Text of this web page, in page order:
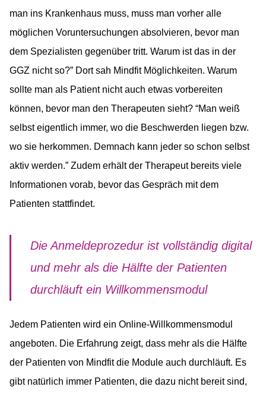
man ins Krankenhaus muss, muss man vorher alle
möglichen Voruntersuchungen absolvieren, bevor man
dem Spezialisten gegenüber tritt. Warum ist das in der
GGZ nicht so?” Dort sah Mindfit Möglichkeiten. Warum
sollte man als Patient nicht auch etwas vorbereiten
können, bevor man den Therapeuten sieht? “Man weiß
selbst eigentlich immer, wo die Beschwerden liegen bzw.
wo sie herkommen. Demnach kann jeder so schon selbst
aktiv werden.” Zudem erhält der Therapeut bereits viele
Informationen vorab, bevor das Gespräch mit dem
Patienten stattfindet.
Die Anmeldeprozedur ist vollständig digital
und mehr als die Hälfte der Patienten
durchläuft ein Willkommensmodul
Jedem Patienten wird ein Online-Willkommensmodul
angeboten. Die Erfahrung zeigt, dass mehr als die Hälfte
der Patienten von Mindfit die Module auch durchläuft. Es
gibt natürlich immer Patienten, die dazu nicht bereit sind,